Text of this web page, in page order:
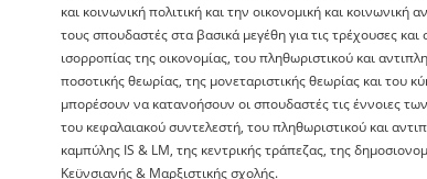
και κοινωνική πολιτική και την οικονομική και
τους σπουδαστές στα βασικά μεγέθη για τις τρέχουσες
ισορροπίας της οικονομίας, του πληθωριστικού και
ποσοτικής θεωρίας, της μονεταριστικής θεωρίας και του
μπορέσουν να κατανοήσουν οι σπουδαστές τις έννοιες
του κεφαλαιακού συντελεστή, του πληθωριστικού και
καμπύλης IS & LM, της κεντρικής τράπεζας, της
Κεϋνσιανής & Μαρξιστικής σχολής.